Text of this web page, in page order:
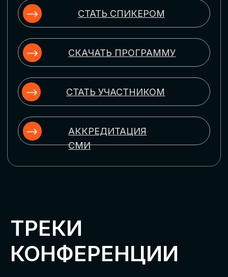
производительность без огромных
затрат на нейросети
ЦИФРОВИЗАЦИЯ
МАРКЕТИНГА И ПРОДАЖ
Обменяемся опытом, какие ИИ-решения
в маркетинге и продажах наиболее
ЦИФРОВИЗАЦИЯ
УПРАВЛЕНИЯ ПЕРСОНАЛОМ
Рассмотрим управление человеческим
комплексные решения для роста
производительности и кейсы
оптимизации процессов найма,
развития, оценки и удержания
ЦИФРОВИЗАЦИЯ
КЛИЕНТСКОГО СЕРВИСА
Разберем кейсы в сфере цифровизации